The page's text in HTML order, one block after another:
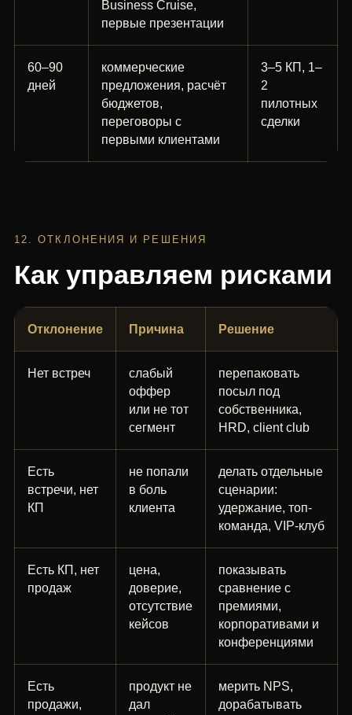
Business Cruise,
первые презентации
60–90
дней
коммерческие
предложения, расчёт
бюджетов,
переговоры с
первыми клиентами
3–5 КП, 1–
2
пилотных
сделки
12. ОТКЛОНЕНИЯ И РЕШЕНИЯ
Как управляем рисками
Отклонение Причина Решение
Нет встреч
слабый
оффер
или не тот
сегмент
перепаковать
посыл под
собственника,
HRD, client club
Есть
встречи, нет
КП
не попали
в боль
клиента
делать отдельные
сценарии:
удержание, топ-
команда, VIP-клуб
Есть КП, нет
продаж
цена,
доверие,
отсутствие
кейсов
показывать
сравнение с
премиями,
корпоративами и
конференциями
Есть
продажи,
продукт не
дал
мерить NPS,
дорабатывать